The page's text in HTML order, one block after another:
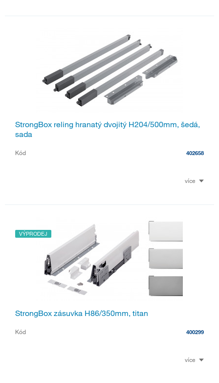
StrongBox reling hranatý dvojitý H204/500mm, šedá,
sada
Kód 402658
více
VÝPRODEJ
StrongBox zásuvka H86/350mm, titan
Kód 400299
více